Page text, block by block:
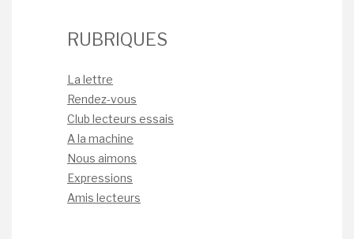
RUBRIQUES
La lettre
Rendez-vous
Club lecteurs essais
A la machine
Nous aimons
Expressions
Amis lecteurs